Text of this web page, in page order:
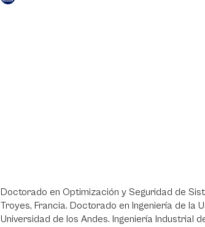
Doctorado en Optimización y Seguridad de
Troyes, Francia. Doctorado en Ingeniería de la
Universidad de los Andes. Ingeniería Industrial